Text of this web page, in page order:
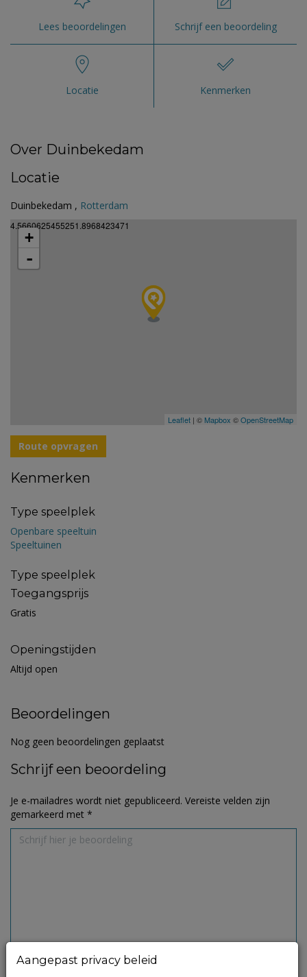
Lees beoordelingen Schrijf een beoordeling
Locatie Kenmerken
Over Duinbekedam
Locatie
Duinbekedam , Rotterdam
4.5660625455251.8968423471
+
-
Leaflet | © Mapbox ©OpenStreetMap
Route opvragen
Kenmerken
Type speelplek
Openbare speeltuin
Speeltuinen
Type speelplek
Toegangsprijs
Gratis
Openingstijden
Altijd open
Beoordelingen
Nog geen beoordelingen geplaatst
Schrijf een beoordeling
Je e-mailadres wordt niet gepubliceerd. Vereiste velden zijn
gemarkeerd met *
Aangepast privacy beleid